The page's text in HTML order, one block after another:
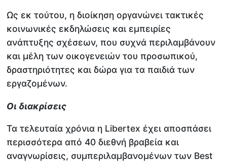
Ως εκ τούτου, η διοίκηση οργανώνει τακτικές
κοινωνικές εκδηλώσεις και εμπειρίες
ανάπτυξης σχέσεων, που συχνά περιλαμβάνουν
και μέλη των οικογενειών του προσωπικού,
δραστηριότητες και δώρα για τα παιδιά των
εργαζομένων.
Οι διακρίσεις
Τα τελευταία χρόνια η Libertex έχει αποσπάσει
περισσότερα από 40 διεθνή βραβεία και
αναγνωρίσεις, συμπεριλαμβανομένων των Best